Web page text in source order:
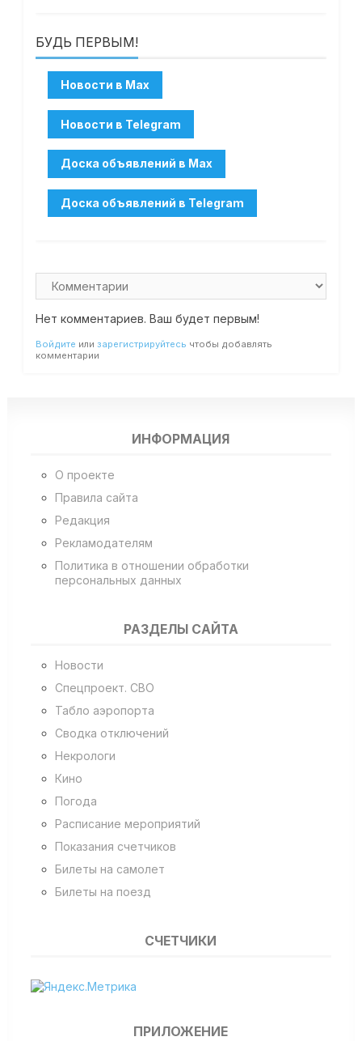
БУДЬ ПЕРВЫМ!
Нет комментариев. Ваш будет первым!
Войдите или зарегистрируйтесь чтобы добавлять
комментарии
ИНФОРМАЦИЯ
О проекте
Правила сайта
Редакция
Рекламодателям
Политика в отношении обработки
персональных данных
РАЗДЕЛЫ САЙТА
Новости
Спецпроект. СВО
Табло аэропорта
Сводка отключений
Некрологи
Кино
Погода
Расписание мероприятий
Показания счетчиков
Билеты на самолет
Билеты на поезд
СЧЕТЧИКИ
ПРИЛОЖЕНИЕ